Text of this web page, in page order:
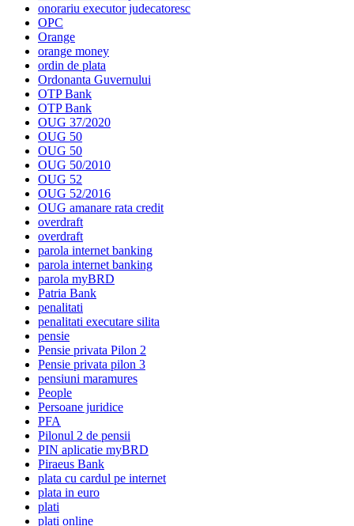
onorariu executor judecatoresc
OPC
Orange
orange money
ordin de plata
Ordonanta Guvernului
OTP Bank
OTP Bank
OUG 37/2020
OUG 50
OUG 50
OUG 50/2010
OUG 52
OUG 52/2016
OUG amanare rata credit
overdraft
overdraft
parola internet banking
parola internet banking
parola myBRD
Patria Bank
penalitati
penalitati executare silita
pensie
Pensie privata Pilon 2
Pensie privata pilon 3
pensiuni maramures
People
Persoane juridice
PFA
Pilonul 2 de pensii
PIN aplicatie myBRD
Piraeus Bank
plata cu cardul pe internet
plata in euro
plati
plati online